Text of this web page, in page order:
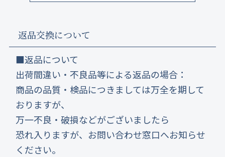
返品交換について
■返品について
出荷間違い・不良品等による返品の場合：
商品の品質・検品につきましては万全を期して
おりますが、
万一不良・破損などがございましたら
恐れ入りますが、お問い合わせ窓口へお知らせ
ください。